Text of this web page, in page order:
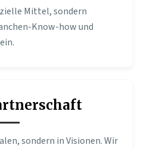
Mittel, sondern
Know-how und
sondern in Visionen. Wir